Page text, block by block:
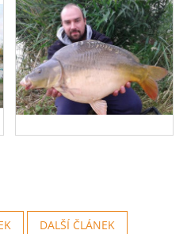
DALŠÍ ČLÁNEK